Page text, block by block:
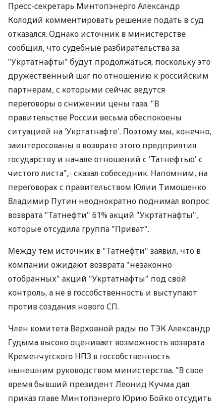
Пресс-секретарь Минтопэнерго Александр
Колодий комментировать решение подать в суд
отказался. Однако источник в министерстве
сообщил, что судебные разбирательства за
"Укртатнафты" будут продолжаться, поскольку это
дружественный шаг по отношению к российским
партнерам, с которыми сейчас ведутся
переговоры о снижении цены газа. "В
правительстве России весьма обеспокоены
ситуацией на 'Укртатнафте'. Поэтому мы, конечно,
заинтересованы в возврате этого предприятия
государству и начале отношений с 'Татнефтью' с
чистого листа",- сказал собеседник. Напомним, на
переговорах с правительством Юлии Тимошенко
Владимир Путин неоднократно поднимал вопрос
возврата "Татнефти" 61% акций "Укртатнафты",
которые отсудила группа "Приват".
Между тем источник в "Татнефти" заявил, что в
компании ожидают возврата "незаконно
отобранных" акций "Укртатнафты" под свой
контроль, а не в госсобственность и выступают
против создания нового СП.
Член комитета Верховной рады по ТЭК Александр
Гудыма высоко оценивает возможность возврата
Кременчугского НПЗ в госсобственность
нынешним руководством министерства. "В свое
время бывший президент Леонид Кучма дал
приказ главе Минтопэнерго Юрию Бойко отсудить